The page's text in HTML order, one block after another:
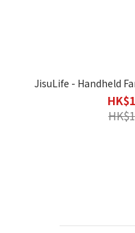
JisuLife - Handheld